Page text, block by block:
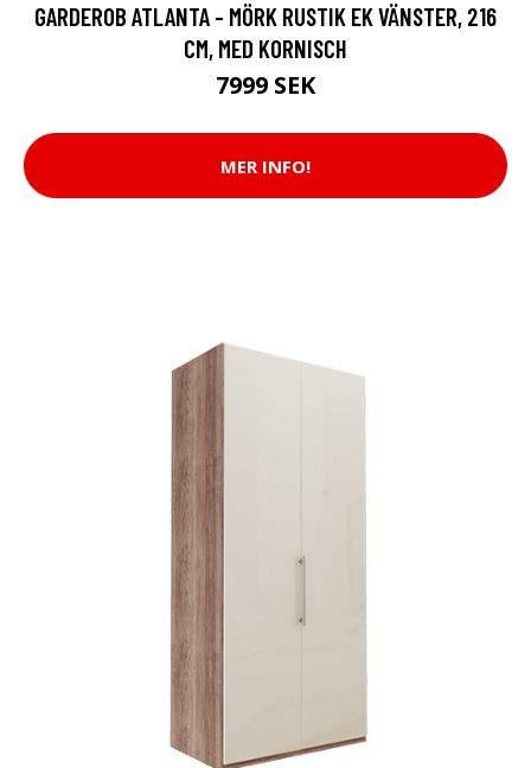
GARDEROB ATLANTA - MÖRK RUSTIK EK VÄNSTER, 216
CM, MED KORNISCH
7999 SEK
MER INFO!